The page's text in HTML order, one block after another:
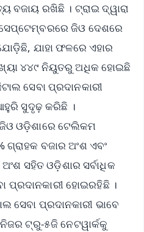
ରଖିଛି । ଟ୍ରାଇ ଦ୍ୱାରା
ଜିଓ ଦେଶରେ
ଯାହା ଫଳରେ ଏହାର
୪୪୯ ନିୟୁତରୁ ଅଧିକ ହୋଇଛି
ସେବା ପ୍ରଦାନକାରୀ
ସୁଦୃଢ଼ କରିଛି ।
ଓଡ଼ିଶାରେ ଟେଲିକମ
ବଜାର ଅଂଶ ଏବଂ
ଅଂଶ ସହିତ ଓଡ଼ିଶାର ସର୍ବାଧିକ
ହୋଇରହିଛି ।
ପ୍ରଦାନକାରୀ ଭାବେ
ଟ୍ରୁ-୫ଜି ନେଟୱାର୍କକୁ